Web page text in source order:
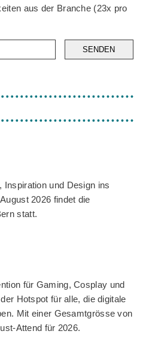
aus der Branche (23x pro
SENDEN
und Design ins
2026 findet die
statt.
für Gaming, Cosplay und
Hotspot für alle, die digitale
Mit einer Gesamtgrösse von
Attend für 2026.